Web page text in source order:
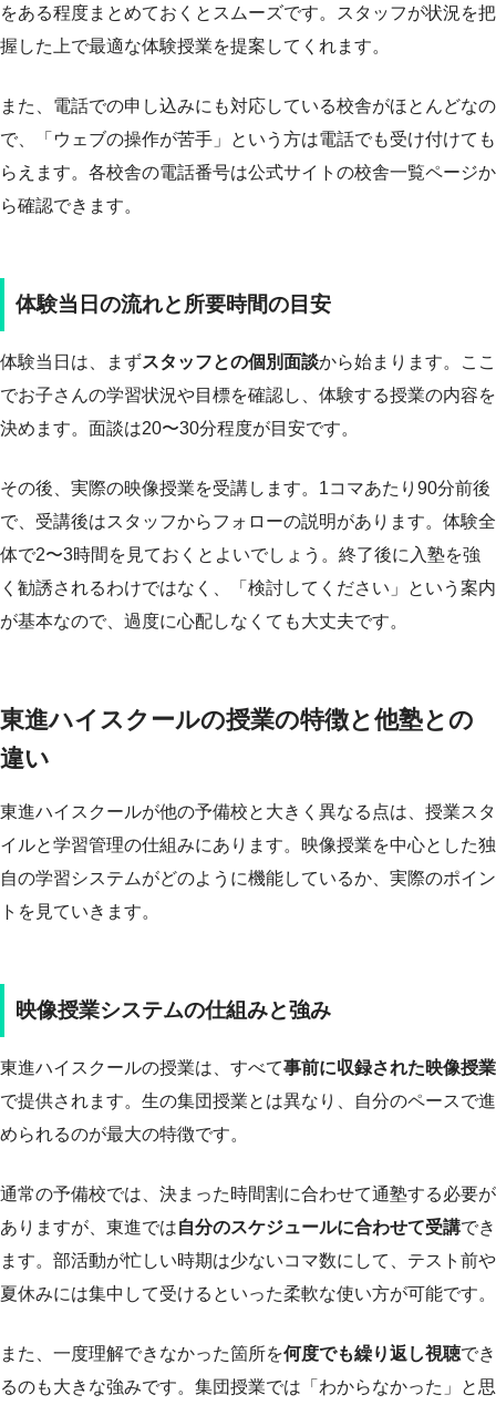
をある程度まとめておくとスムーズです。スタッフが状況を把
握した上で最適な体験授業を提案してくれます。
また、電話での申し込みにも対応している校舎がほとんどなの
で、「ウェブの操作が苦手」という方は電話でも受け付けても
らえます。各校舎の電話番号は公式サイトの校舎一覧ページか
ら確認できます。
体験当日の流れと所要時間の目安
体験当日は、まずスタッフとの個別面談から始まります。ここ
でお子さんの学習状況や目標を確認し、体験する授業の内容を
決めます。面談は20〜30分程度が目安です。
その後、実際の映像授業を受講します。1コマあたり90分前後
で、受講後はスタッフからフォローの説明があります。体験全
体で2〜3時間を見ておくとよいでしょう。終了後に入塾を強
く勧誘されるわけではなく、「検討してください」という案内
が基本なので、過度に心配しなくても大丈夫です。
東進ハイスクールの授業の特徴と他塾との
違い
東進ハイスクールが他の予備校と大きく異なる点は、授業スタ
イルと学習管理の仕組みにあります。映像授業を中心とした独
自の学習システムがどのように機能しているか、実際のポイン
トを見ていきます。
映像授業システムの仕組みと強み
東進ハイスクールの授業は、すべて事前に収録された映像授業
で提供されます。生の集団授業とは異なり、自分のペースで進
められるのが最大の特徴です。
通常の予備校では、決まった時間割に合わせて通塾する必要が
ありますが、東進では自分のスケジュールに合わせて受講でき
ます。部活動が忙しい時期は少ないコマ数にして、テスト前や
夏休みには集中して受けるといった柔軟な使い方が可能です。
また、一度理解できなかった箇所を何度でも繰り返し視聴でき
るのも大きな強みです。集団授業では「わからなかった」と思